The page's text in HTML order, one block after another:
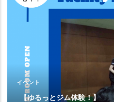
イベント
【ゆるっとジム体験！】